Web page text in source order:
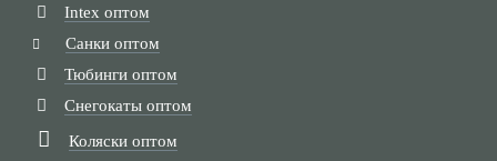
Intex оптом
Санки оптом
Тюбинги оптом
Снегокаты оптом
Коляски оптом